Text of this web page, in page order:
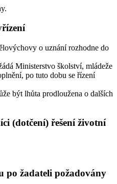
o uznání rozhodne do
Ministerstvo školství, mládeže
po tuto dobu se řízení
být lhůta prodloužena o dalších
(dotčení) řešení životní
po žadateli požadovány